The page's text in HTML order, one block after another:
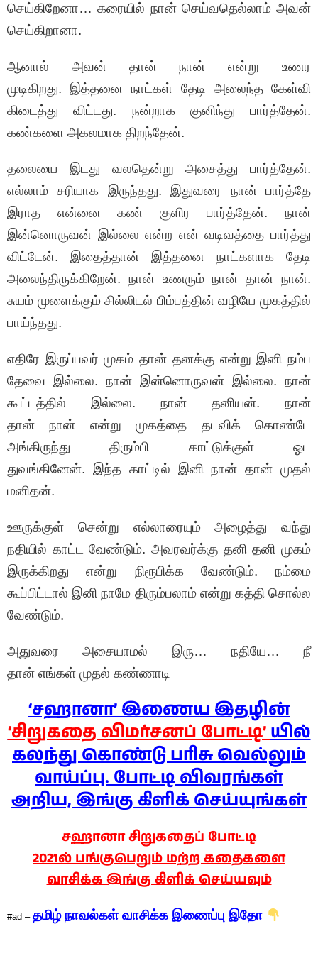
செய்கிறேனா… கரையில் நான் செய்வதெல்லாம் அவன்
செய்கிறானா.
ஆனால் அவன் தான் நான் என்று உணர
முடிகிறது. இத்தனை நாட்கள் தேடி அலைந்த கேள்வி
கிடைத்து விட்டது. நன்றாக குனிந்து பார்த்தேன்.
கண்களை அகலமாக திறந்தேன்.
தலையை இடது வலதென்று அசைத்து பார்த்தேன்.
எல்லாம் சரியாக இருந்தது. இதுவரை நான் பார்த்தே
இராத என்னை கண் குளிர பார்த்தேன். நான்
இன்னொருவன் இல்லை என்ற என் வடிவத்தை பார்த்து
விட்டேன். இதைத்தான் இத்தனை நாட்களாக தேடி
அலைந்திருக்கிறேன். நான் உணரும் நான் தான் நான்.
சுயம் முளைக்கும் சில்லிடல் பிம்பத்தின் வழியே முகத்தில்
பாய்ந்தது.
எதிரே இருப்பவர் முகம் தான் தனக்கு என்று இனி நம்ப
தேவை இல்லை. நான் இன்னொருவன் இல்லை. நான்
கூட்டத்தில் இல்லை. நான் தனியன். நான்
தான் நான் என்று முகத்தை தடவிக் கொண்டே
அங்கிருந்து திரும்பி காட்டுக்குள் ஓட
துவங்கினேன். இந்த காட்டில் இனி நான் தான் முதல்
மனிதன்.
ஊருக்குள் சென்று எல்லாரையும் அழைத்து வந்து
நதியில் காட்ட வேண்டும். அவரவர்க்கு தனி தனி முகம்
இருக்கிறது என்று நிரூபிக்க வேண்டும். நம்மை
கூப்பிட்டால் இனி நாமே திரும்பலாம் என்று கத்தி சொல்ல
வேண்டும்.
அதுவரை அசையாமல் இரு… நதியே… நீ
தான் எங்கள் முதல் கண்ணாடி
‘சஹானா’ இணைய இதழின்
‘சிறுகதை விமர்சனப் போட்டி’யில்
கலந்து கொண்டு பரிசு வெல்லும்
வாய்ப்பு. போட்டி விவரங்கள்
அறிய, இங்கு கிளிக் செய்யுங்கள்
சஹானா சிறுகதைப் போட்டி
2021ல் பங்குபெறும் மற்ற கதைகளை
வாசிக்க இங்கு கிளிக் செய்யவும்
#ad – தமிழ் நாவல்கள் வாசிக்க இணைப்பு இதோ